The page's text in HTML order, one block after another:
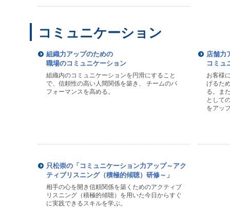
コミュニケーション
組織力アップのための
職場のコミュニケーション
組織内のコミュニケーションを円滑にすること
で、信頼性の高い人間関係を築き、 チームのパ
フォーマンスを高める。
店舗力
コミュ
お客様
げるた
る。ま
として
をアッ
只松崇の「コミュニケーション力アップ～アク
ティブリスニング（積極的傾聴）研修～」
相手の心を開き信頼関係を築くためのアクティブ
リスニング（積極的傾聴）を用いた今日からすぐ
に実践できるスキルを学ぶ。